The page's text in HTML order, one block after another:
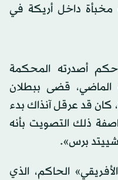
مخبأة داخل أريكة في
حكم أصدرته المحكمة
الماضي، قضى ببطلان
تصويت برلماني جرى عام 2022، كان قد عرقل آنذاك بدء
ذلك التصويت بأنه
برس».
الحاكم، الذي